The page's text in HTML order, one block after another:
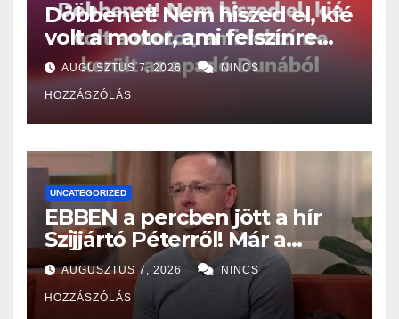
Döbbenet! Nem hiszed el, kié
volt a motor, ami felszínre
került az apadó Dunából
AUGUSZTUS 7, 2026 NINCS
HOZZÁSZÓLÁS
UNCATEGORIZED
EBBEN a percben jött a hír
Szijjártó Péterről! Már a
Budapesti Rendőr-
főkapitányságon az ügye,
miután…
AUGUSZTUS 7, 2026 NINCS
HOZZÁSZÓLÁS